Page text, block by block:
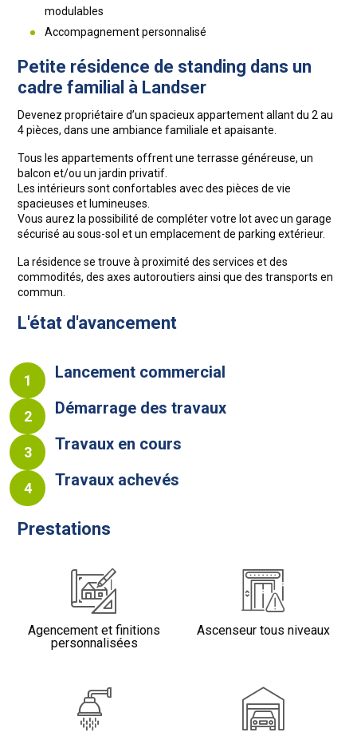
modulables
Accompagnement personnalisé
Petite résidence de standing dans un
cadre familial à Landser
Devenez propriétaire d’un spacieux appartement allant du 2 au
4 pièces, dans une ambiance familiale et apaisante.
Tous les appartements offrent une terrasse généreuse, un
balcon et/ou un jardin privatif.
Les intérieurs sont confortables avec des pièces de vie
spacieuses et lumineuses.
Vous aurez la possibilité de compléter votre lot avec un garage
sécurisé au sous-sol et un emplacement de parking extérieur.
La résidence se trouve à proximité des services et des
commodités, des axes autoroutiers ainsi que des transports en
commun.
L'état d'avancement
1 Lancement commercial
2 Démarrage des travaux
3 Travaux en cours
4 Travaux achevés
Prestations
Agencement et finitions
personnalisées
Ascenseur tous niveaux